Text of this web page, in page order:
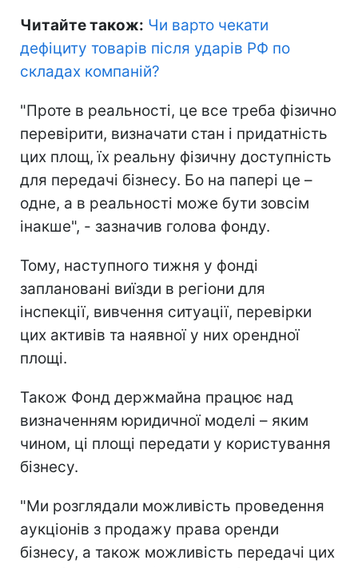
Читайте також: Чи варто чекати
дефіциту товарів після ударів РФ по
складах компаній?
"Проте в реальності, це все треба фізично
перевірити, визначати стан і придатність
цих площ, їх реальну фізичну доступність
для передачі бізнесу. Бо на папері це –
одне, а в реальності може бути зовсім
інакше", - зазначив голова фонду.
Тому, наступного тижня у фонді
заплановані виїзди в регіони для
інспекції, вивчення ситуації, перевірки
цих активів та наявної у них орендної
площі.
Також Фонд держмайна працює над
визначенням юридичної моделі – яким
чином, ці площі передати у користування
бізнесу.
"Ми розглядали можливість проведення
аукціонів з продажу права оренди
бізнесу, а також можливість передачі цих